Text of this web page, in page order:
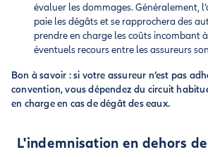
évaluer les dommages. Généralement,
paie les dégâts et se rapprochera des
prendre en charge les coûts incombant
éventuels recours entre les assureurs
Bon à savoir : si votre assureur n’est pas
convention, vous dépendez du circuit
en charge en cas de dégât des eaux.
L'indemnisation en dehors